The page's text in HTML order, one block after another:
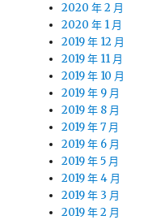
2020 年 2 月
2020 年 1 月
2019 年 12 月
2019 年 11 月
2019 年 10 月
2019 年 9 月
2019 年 8 月
2019 年 7 月
2019 年 6 月
2019 年 5 月
2019 年 4 月
2019 年 3 月
2019 年 2 月